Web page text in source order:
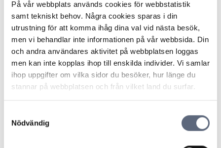
På vår webbplats används cookies för webbstatistik
samt tekniskt behov. Några cookies sparas i din
utrustning för att komma ihåg dina val vid nästa besök,
men vi behandlar inte informationen på vår webbsida. Din
och andra användares aktivitet på webbplatsen loggas
men kan inte kopplas ihop till enskilda individer. Vi samlar
ihop uppgifter om vilka sidor du besöker, hur länge du
stannar på webbplatsen och från vilket land du surfar.
Nödvändig
Den information du ska få om den specifika tjänsten
finns i PTS föreskrifter och allmänna råd.
Vanliga frågor och svar
Vad kan jag göra om jag fått ett
företagsabonnemang fast jag är